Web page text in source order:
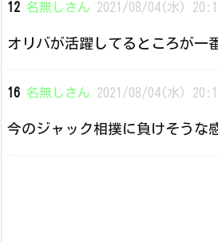
12 名無しさん 2021/08/04(水)
オリバが活躍してるところが一
16 名無しさん 2021/08/04(水)
今のジャック相撲に負けそうな